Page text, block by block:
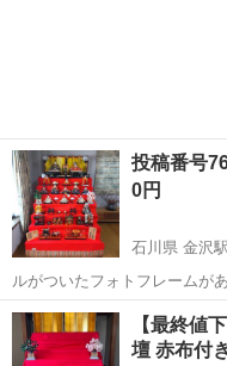
0円
石川県 金沢駅
ルがついたフォトフレームが
した。
石川 金沢市 金沢駅
【最終値
壇 赤布付